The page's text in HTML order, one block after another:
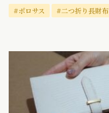
#ポロサス #二つ折り長財布